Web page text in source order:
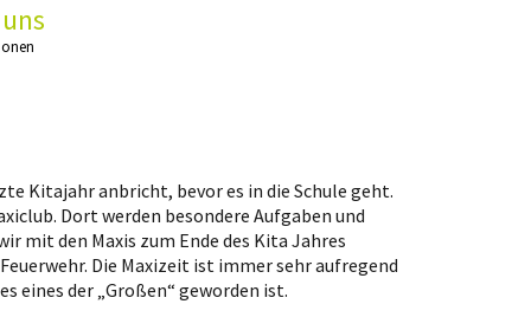
Kitajahr anbricht, bevor es in die Schule geht.
Dort werden besondere Aufgaben und
mit den Maxis zum Ende des Kita Jahres
Die Maxizeit ist immer sehr aufregend
eines der „Großen“ geworden ist.